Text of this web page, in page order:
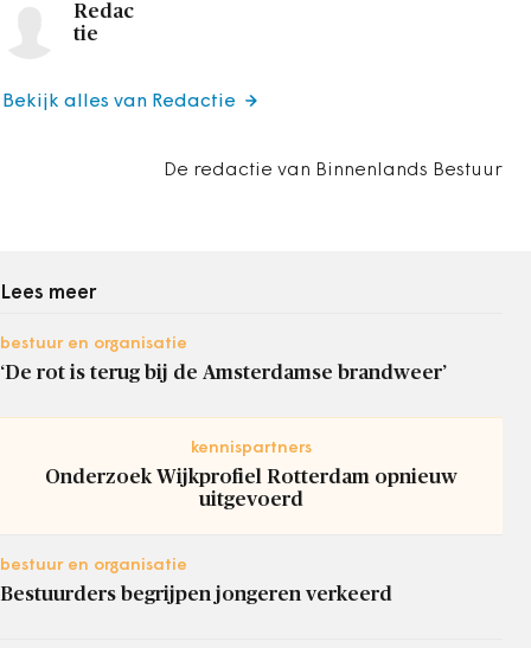
Redac
tie
De redactie van Binnenlands Bestuur
Bekijk alles van Redactie
Lees meer
bestuur en organisatie
‘De rot is terug bij de Amsterdamse brandweer’
kennispartners
Onderzoek Wijkprofiel Rotterdam opnieuw
uitgevoerd
bestuur en organisatie
Bestuurders begrijpen jongeren verkeerd